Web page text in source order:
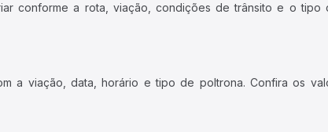
conforme a rota, viação, condições de trânsito e o tipo
a viação, data, horário e tipo de poltrona. Confira os